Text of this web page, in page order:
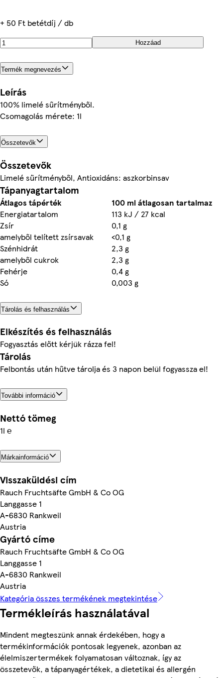
+ 50 Ft betétdíj / db
Hozzáad
Termék megnevezés
Leírás
100% limelé sűrítményből.
Csomagolás mérete: 1l
Összetevők
Összetevők
Limelé sűrítményből, Antioxidáns: aszkorbinsav
Tápanyagtartalom
Átlagos tápérték
100 ml átlagosan tartalmaz
Energiatartalom
113 kJ / 27 kcal
Zsír
0,1 g
amelyből telített zsírsavak
<0,1 g
Szénhidrát
2,3 g
amelyből cukrok
2,3 g
Fehérje
0,4 g
Só
0,003 g
Tárolás és felhasználás
Elkészítés és felhasználás
Fogyasztás előtt kérjük rázza fel!
Tárolás
Felbontás után hűtve tárolja és 3 napon belül fogyassza el!
További információ
Nettó tömeg
1l ℮
Márkainformáció
Visszaküldési cím
Rauch Fruchtsäfte GmbH & Co OG
Langgasse 1
A-6830 Rankweil
Austria
Gyártó címe
Rauch Fruchtsäfte GmbH & Co OG
Langgasse 1
A-6830 Rankweil
Austria
Kategória összes termékének megtekintése
Termékleírás használatával
Mindent megteszünk annak érdekében, hogy a
termékinformációk pontosak legyenek, azonban az
élelmiszertermékek folyamatosan változnak, így az
összetevők, a tápanyagértékek, a dietetikai és allergén